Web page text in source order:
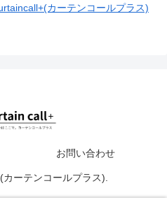
カーテンコールプラス)
お問い合わせ
ーテンコールプラス).